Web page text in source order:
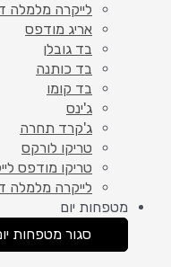
לייקרה מלמלה
אריג מודפס
בד גובלן
בד כותנה
בד קומו
ג'ינס
ג'קרד תחרה
טריקו לורקס
טריקו מודפס
לייקרה מלמלה
מטפחות יום
סגור מטפחות